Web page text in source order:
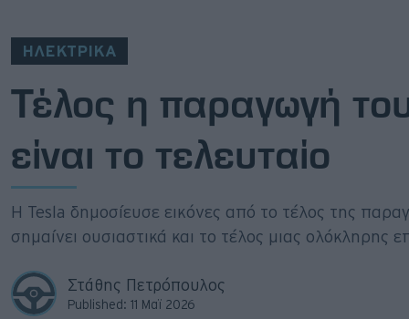
ΗΛΕΚΤΡΙΚΑ
Τέλος η παραγωγή
είναι το τελευταίο
Η Tesla δημοσίευσε εικόνες από το τέλος της
σημαίνει ουσιαστικά και το τέλος μιας ολόκληρης
Στάθης Πετρόπουλος
Published: 11 Μαϊ 2026
Electric
Motorsport
Άποψη
Viral
Big Reads
Retro